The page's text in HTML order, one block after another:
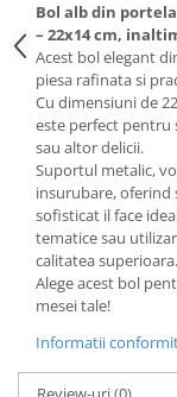
Bol alb din
– 22x14 cm,
Acest bol elegant
piesa rafinata si
Cu dimensiuni de
este perfect pentru
sau altor delicii.
Suportul metalic,
insurubare, oferind
sofisticat il face
tematice sau
calitatea superioara.
Alege acest bol
mesei tale!
Informatii